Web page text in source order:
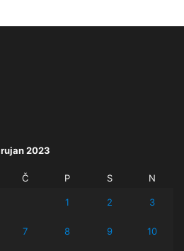
rujan 2023
Č P S N
1 2 3
7 8 9 10